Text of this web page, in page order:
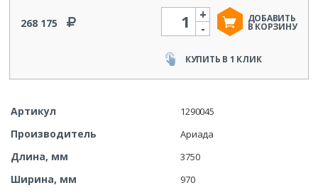
268 175
Количество
-
+ ДОБАВИТЬ
В КОРЗИНУ
КУПИТЬ В 1 КЛИК
Артикул 1290045
Производитель Ариада
Длина, мм 3750
Ширина, мм 970